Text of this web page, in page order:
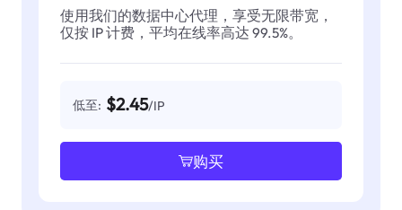
使用我们的数据中心代理，享受无限带宽，
仅按 IP 计费，平均在线率高达 99.5%。
低至: $2.45/IP
购买